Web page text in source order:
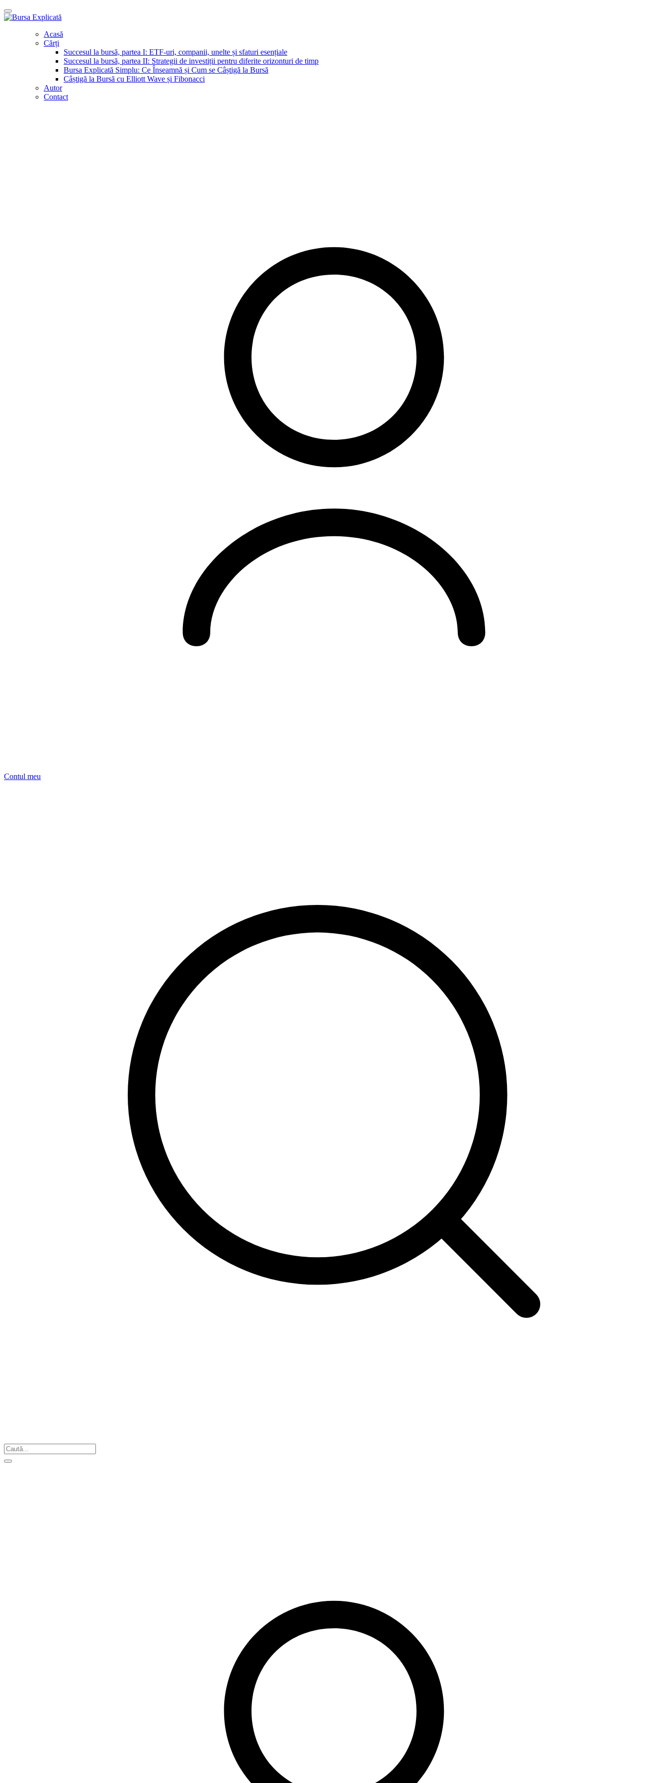
Acasă
Cărți
Succesul la bursă, partea I: ETF-uri, companii, unelte și sfaturi esențiale
Succesul la bursă, partea II: Strategii de investiții pentru diferite orizonturi de timp
Bursa Explicată Simplu: Ce Înseamnă și Cum se Câștigă la Bursă
Câștigă la Bursă cu Elliott Wave și Fibonacci
Autor
Contact
Contul meu